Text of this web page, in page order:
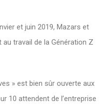
et juin 2019, Mazars et
travail de la Génération Z
» est bien sûr ouverte aux
10 attendent de l’entreprise